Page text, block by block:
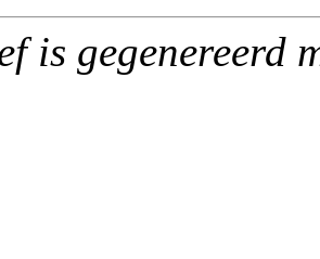
is gegenereerd